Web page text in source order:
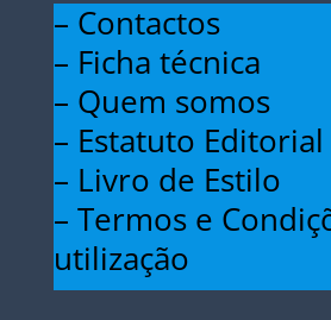
– Contactos
– Ficha técnica
– Quem somos
– Estatuto Editorial
– Livro de Estilo
– Termos e
utilização